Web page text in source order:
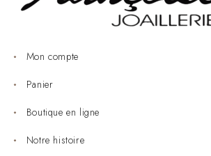
Mon compte
Panier
Boutique en ligne
Notre histoire